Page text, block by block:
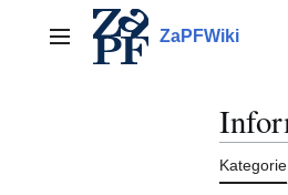
springenHauptmenü ZaPFWiki
Kategorie